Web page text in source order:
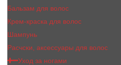
Бальзам для волос
Крем-краска для волос
Шампунь
Расчски, аксессуары для волос
Уход за ногами